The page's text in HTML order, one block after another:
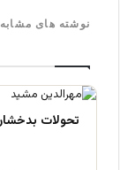
نوشته های مشابه